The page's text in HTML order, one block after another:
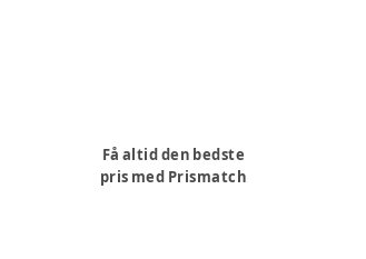
Få altid den bedste
pris med Prismatch